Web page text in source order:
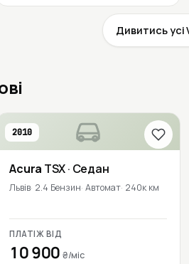
Дивитись
2010
Acura TSX· Седан
Львів 2.4 Бензин Автомат 240к км
ПЛАТІЖ ВІД
10 900₴/міс